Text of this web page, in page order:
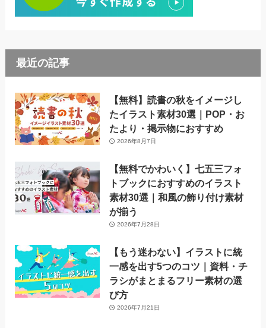
最近の記事
【無料】読書の秋をイメージし
たイラスト素材30選｜POP・お
たより・掲示物におすすめ
2026年8月7日
【無料でかわいく】七五三フォ
トブックにおすすめのイラスト
素材30選｜和風の飾り付け素材
が揃う
2026年7月28日
【もう迷わない】イラストに統
一感を出す5つのコツ｜資料・チ
ラシがまとまるフリー素材の選
び方
2026年7月21日